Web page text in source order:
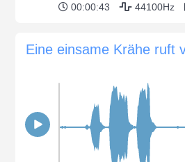
00:00:43 44100Hz
Eine einsame Krähe ruft